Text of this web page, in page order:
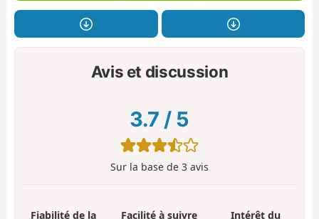
Avis et discussion
3.7 / 5
Sur la base de 3 avis
Fiabilité de la
Facilité à suivre
Intérêt du